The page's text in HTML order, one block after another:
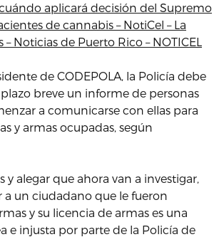
aplicará decisión del Supremo
de cannabis – NotiCel – La
Noticias de Puerto Rico – NOTICEL
de CODEPOLA, la Policía debe
breve un informe de personas
a comunicarse con ellas para
y armas ocupadas, según
y alegar que ahora van a investigar,
a un ciudadano que le fueron
y su licencia de armas es una
e injusta por parte de la Policía de